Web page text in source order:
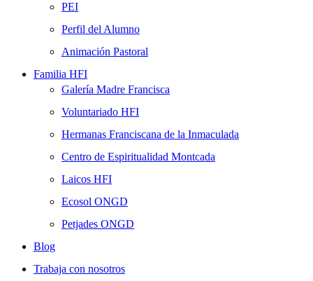
PEI
Perfil del Alumno
Animación Pastoral
Familia HFI
Galería Madre Francisca
Voluntariado HFI
Hermanas Franciscana de la Inmaculada
Centro de Espiritualidad Montcada
Laicos HFI
Ecosol ONGD
Petjades ONGD
Blog
Trabaja con nosotros